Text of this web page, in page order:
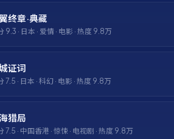
终章·典藏
9.3 · 日本 · 爱情 · 电影 · 热度 9.8万
证词
7.5 · 日本 · 科幻 · 电影 · 热度 9.8万
猎局
7.5 · 中国香港 · 惊悚 · 电视剧 · 热度 9.8万